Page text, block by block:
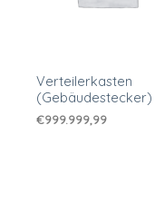
Verteilerkasten
(Gebäudestecker)
€999.999,99